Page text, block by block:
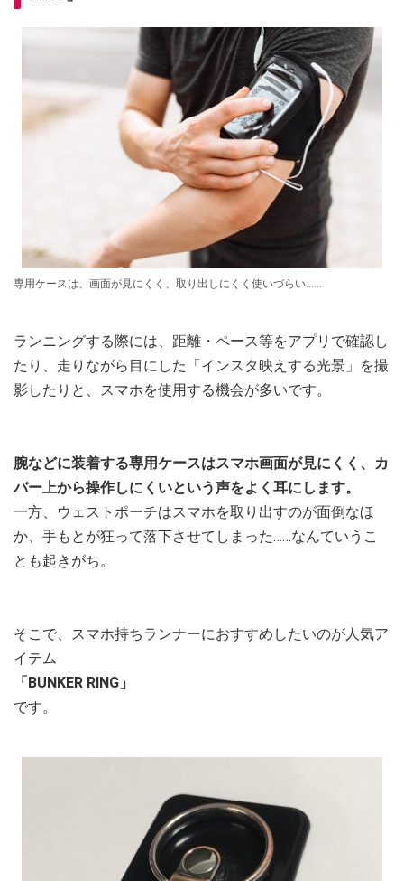
専用ケースは、画面が見にくく、取り出しにくく使いづらい……
ランニングする際には、距離・ペース等をアプリで確認し
たり、走りながら目にした「インスタ映えする光景」を撮
影したりと、スマホを使用する機会が多いです。
腕などに装着する専用ケースはスマホ画面が見にくく、カ
バー上から操作しにくいという声をよく耳にします。
一方、ウェストポーチはスマホを取り出すのが面倒なほ
か、手もとが狂って落下させてしまった……なんていうこ
とも起きがち。
そこで、スマホ持ちランナーにおすすめしたいのが人気ア
イテム
「BUNKER RING」
です。